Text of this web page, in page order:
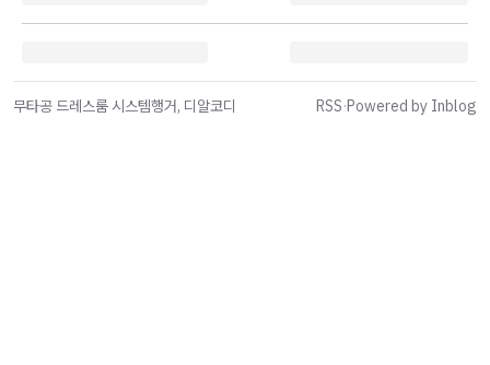
무타공 드레스룸 시스템행거, 디알코디 RSS·Powered by Inblog